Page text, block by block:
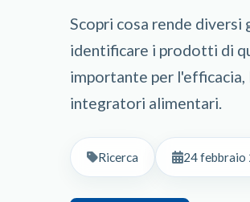
Scopri cosa rende
identificare i prodotti di
importante per
integratori alimentari.
Ricerca 24 febbraio